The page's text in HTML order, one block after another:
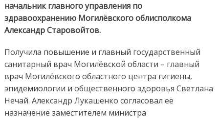
начальник главного управления по
здравоохранению Могилёвского облисполкома
Александр Старовойтов.
Получила повышение и главный государственный
санитарный врач Могилёвской области – главный
врач Могилёвского областного центра гигиены,
эпидемиологии и общественного здоровья Светлана
Нечай. Александр Лукашенко согласовал её
назначение заместителем министра